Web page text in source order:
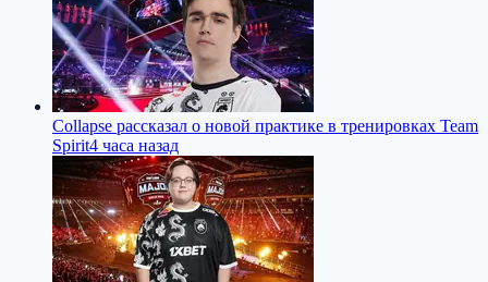
Collapse рассказал о новой практике в тренировках Team
Spirit4 часа назад